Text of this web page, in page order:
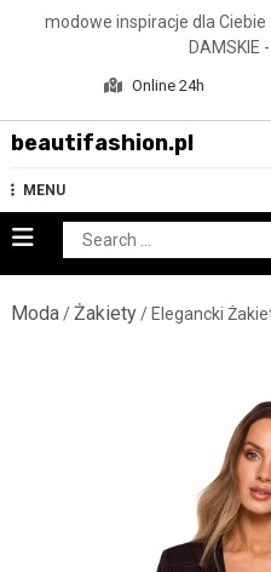
modowe inspiracje dla Ciebie -
DAMSKIE
Online 24h
beautifashion.pl
MENU
Search
for:
Moda/Żakiety/ Elegancki